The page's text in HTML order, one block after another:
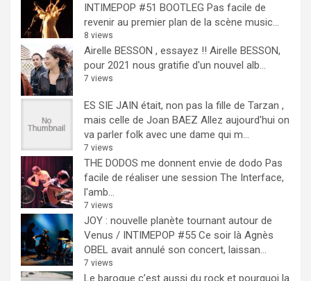
INTIMEPOP #51 BOOTLEG Pas facile de
revenir au premier plan de la scène music...
8 views
Airelle BESSON , essayez !! Airelle BESSON,
pour 2021 nous gratifie d'un nouvel alb...
7 views
ES SIE JAIN était, non pas la fille de Tarzan ,
mais celle de Joan BAEZ Allez aujourd'hui on
va parler folk avec une dame qui m...
7 views
THE DODOS me donnent envie de dodo Pas
facile de réaliser une session The Interface,
l'amb...
7 views
JOY : nouvelle planète tournant autour de
Venus / INTIMEPOP #55 Ce soir là Agnès
OBEL avait annulé son concert, laissan...
7 views
Le baroque c’est aussi du rock et pourquoi la